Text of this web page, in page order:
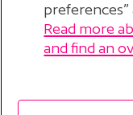
© 2026
Read more
and find an